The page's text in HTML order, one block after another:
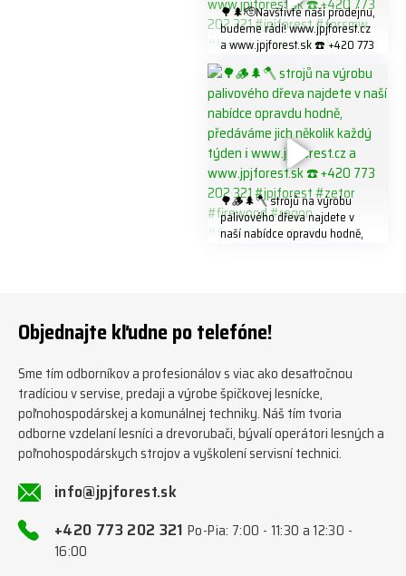
🌳🌲🫡Navštivte naší prodejnu,
budeme rádi! www.jpjforest.cz
a www.jpjforest.sk ☎️ +420 773
202 321 #jpjforest #forsmw
#biojack #regon #vahvajussi
🌳🪵🌲🪓 strojů na výrobu
palivového dřeva najdete v
naší nabídce opravdu hodně,
#firewoodproduction
Objednajte kľudne po telefóne!
Sme tím odborníkov a profesionálov s viac ako desaťročnou
tradíciou v servise, predaji a výrobe špičkovej lesnícke,
poľnohospodárskej a komunálnej techniky. Náš tím tvoria
odborne vzdelaní lesníci a drevorubači, bývalí operátori lesných a
poľnohospodárskych strojov a vyškolení servisní technici.
info@jpjforest.sk
+420 773 202 321Po-Pia: 7:00 - 11:30 a 12:30 -
16:00